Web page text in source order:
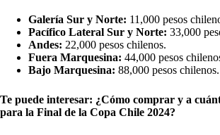
Galería Sur y Norte: 11,000 pesos
Pacífico Lateral Sur y Norte: 33,000
Andes: 22,000 pesos chilenos.
Fuera Marquesina: 44,000 pesos
Bajo Marquesina: 88,000 pesos chilenos.
Te puede interesar: ¿Cómo comprar y a
para la Final de la Copa Chile 2024?